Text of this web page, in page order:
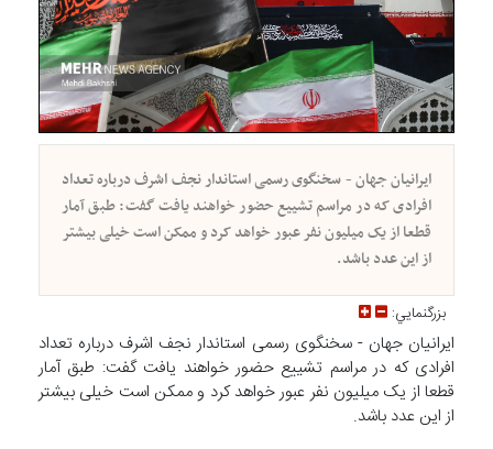
ایرانیان جهان - سخنگوی رسمی استاندار نجف اشرف درباره تعداد
افرادی که در مراسم تشییع حضور خواهند یافت گفت: طبق آمار
قطعا از یک میلیون نفر عبور خواهد کرد و ممکن است خیلی بیشتر
از این عدد باشد.
بزرگنمايي:
ایرانیان جهان - سخنگوی رسمی استاندار نجف اشرف درباره تعداد
افرادی که در مراسم تشییع حضور خواهند یافت گفت: طبق آمار
قطعا از یک میلیون نفر عبور خواهد کرد و ممکن است خیلی بیشتر
از این عدد باشد.